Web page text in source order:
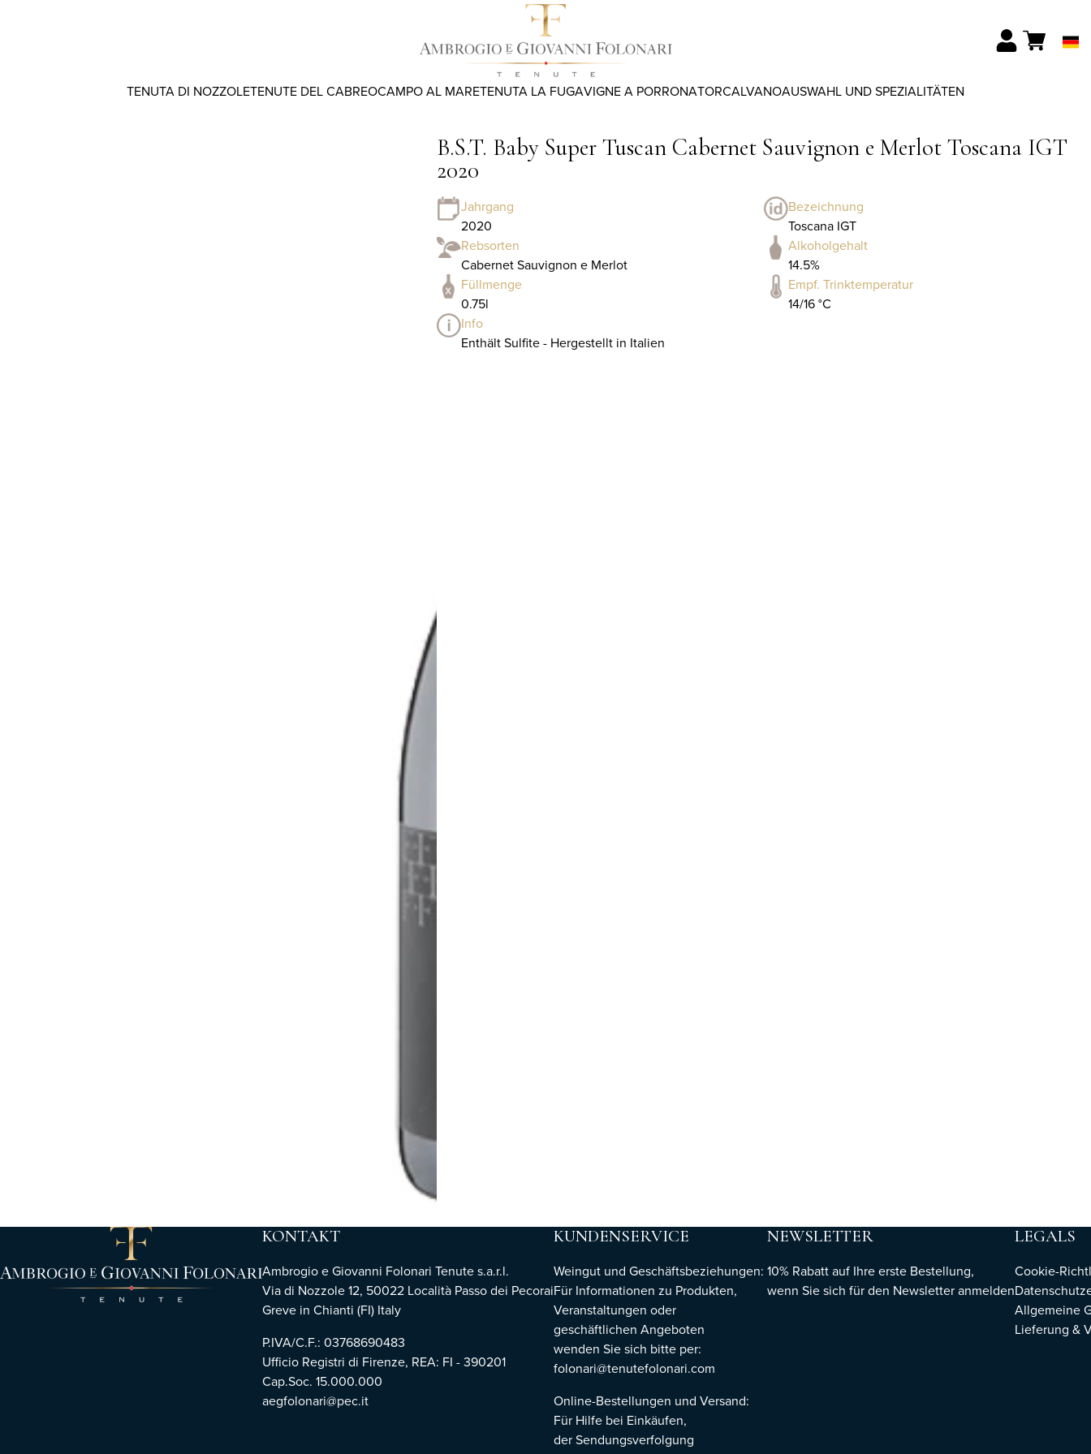
TENUTA DI NOZZOLETENUTE DEL CABREOCAMPO AL MARETENUTA LA FUGAVIGNE A PORRONATORCALVANOAUSWAHL UND SPEZIALITÄTEN
B.S.T. Baby Super Tuscan Cabernet Sauvignon e Merlot Toscana IGT
2020
Jahrgang
2020
Bezeichnung
Toscana IGT
Rebsorten
Cabernet Sauvignon e Merlot
Alkoholgehalt
14.5%
Füllmenge
0.75l
Empf. Trinktemperatur
14/16 °C
Info
Enthält Sulfite - Hergestellt in Italien
KONTAKT
Ambrogio e Giovanni Folonari Tenute s.a.r.l.
Via di Nozzole 12, 50022 Località Passo dei Pecorai
Greve in Chianti (FI) Italy
P.IVA/C.F.: 03768690483
Ufficio Registri di Firenze, REA: FI - 390201
Cap.Soc. 15.000.000
aegfolonari@pec.it
KUNDENSERVICE
Weingut und Geschäftsbeziehungen:
Für Informationen zu Produkten,
Veranstaltungen oder
geschäftlichen Angeboten
wenden Sie sich bitte per:
folonari@tenutefolonari.com
Online-Bestellungen und Versand:
Für Hilfe bei Einkäufen,
der Sendungsverfolgung
NEWSLETTER
10% Rabatt auf Ihre erste Bestellung,
wenn Sie sich für den Newsletteranmelden
LEGALS
Cookie-
Allgemeine
Lieferung &